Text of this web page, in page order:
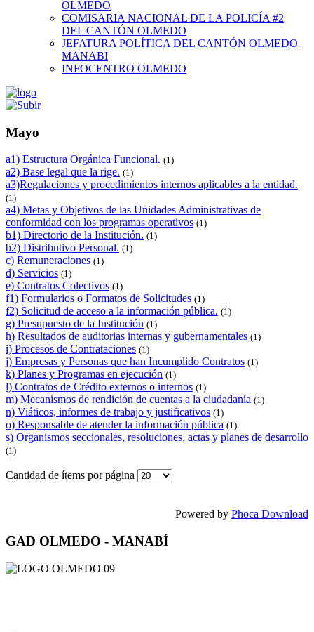
OLMEDO
COMISARIA NACIONAL DE LA POLICÍA #2
DEL CANTÓN OLMEDO
JEFATURA POLÍTICA DEL CANTÓN OLMEDO
MANABI
INFOCENTRO OLMEDO
Mayo
a1) Estructura Orgánica Funcional. (1)
a2) Base legal que la rige. (1)
a3)Regulaciones y procedimientos internos aplicables a la entidad.
(1)
a4) Metas y Objetivos de las Unidades Administrativas de
conformidad con los programas operativos (1)
b1) Directorio de la Institución. (1)
b2) Distributivo Personal. (1)
c) Remuneraciones (1)
d) Servicios (1)
e) Contratos Colectivos (1)
f1) Formularios o Formatos de Solicitudes (1)
f2) Solicitud de acceso a la información pública. (1)
g) Presupuesto de la Institución (1)
h) Resultados de auditorias internas y gubernamentales (1)
i) Procesos de Contrataciones (1)
j) Empresas y Personas que han Incumplido Contratos (1)
k) Planes y Programas en ejecución (1)
l) Contratos de Crédito externos o internos (1)
m) Mecanismos de rendición de cuentas a la ciudadanía (1)
n) Viáticos, informes de trabajo y justificativos (1)
o) Responsable de atender la información pública (1)
s) Organismos seccionales, resoluciones, actas y planes de desarrollo
(1)
Cantidad de ítems por página
Powered by Phoca Download
GAD OLMEDO - MANABÍ